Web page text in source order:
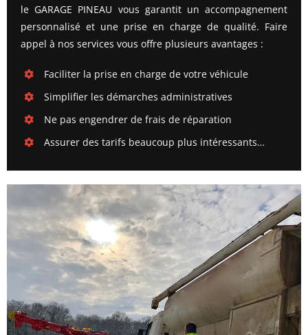
le GARAGE PINEAU vous garantit un accompagnement
personnalisé et une prise en charge de qualité. Faire
appel à nos services vous offre plusieurs avantages :
Faciliter la prise en charge de votre véhicule
Simplifier les démarches administratives
Ne pas engendrer de frais de réparation
Assurer des tarifs beaucoup plus intéressants…